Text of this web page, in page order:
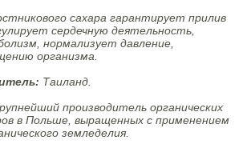
сахара гарантирует прилив
сердечную деятельность,
нормализует давление,
организма.
Таиланд.
производитель органических
в Польше, выращенных с применением
земледелия.